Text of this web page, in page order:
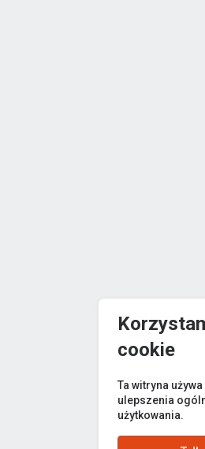
cookie
Ta witryna
ulepszenia
użytkowania.